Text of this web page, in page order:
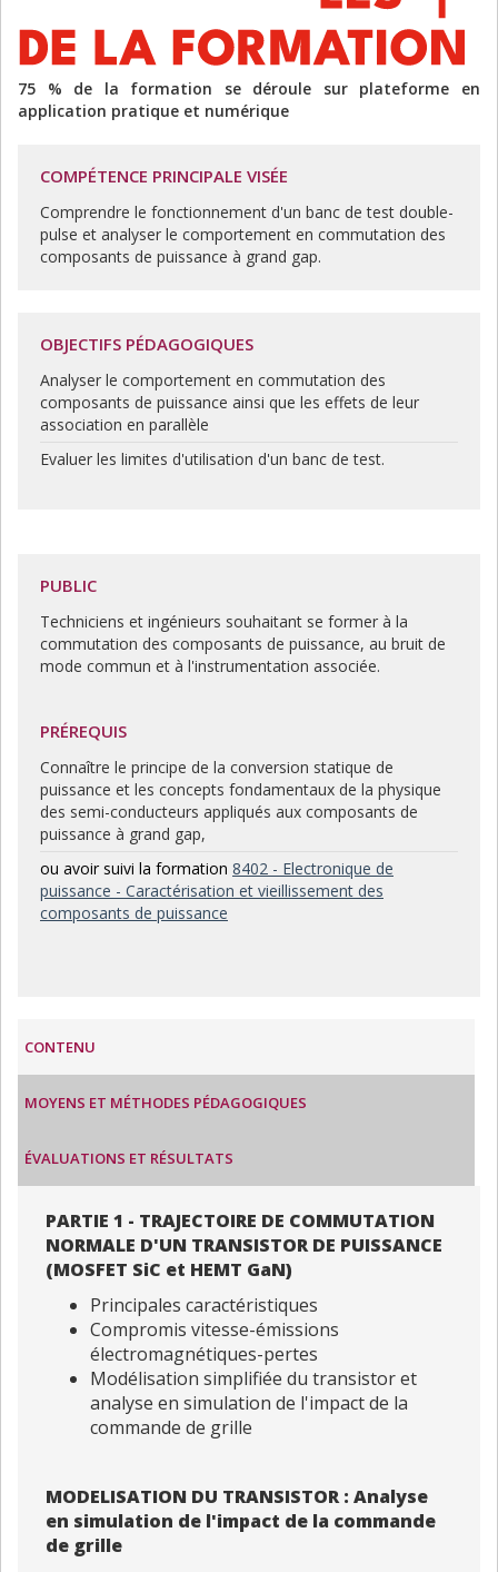
75 % de la formation se déroule sur plateforme en
application pratique et numérique
COMPÉTENCE PRINCIPALE VISÉE
Comprendre le fonctionnement d'un banc de test double-
pulse et analyser le comportement en commutation des
composants de puissance à grand gap.
OBJECTIFS PÉDAGOGIQUES
Analyser le comportement en commutation des
composants de puissance ainsi que les effets de leur
association en parallèle
Evaluer les limites d'utilisation d'un banc de test.
PUBLIC
Techniciens et ingénieurs souhaitant se former à la
commutation des composants de puissance, au bruit de
mode commun et à l'instrumentation associée.
PRÉREQUIS
Connaître le principe de la conversion statique de
puissance et les concepts fondamentaux de la physique
des semi-conducteurs appliqués aux composants de
puissance à grand gap,
ou avoir suivi la formation 8402 - Electronique de
puissance - Caractérisation et vieillissement des
composants de puissance
CONTENU
MOYENS ET MÉTHODES PÉDAGOGIQUES
ÉVALUATIONS ET RÉSULTATS
PARTIE 1 - TRAJECTOIRE DE COMMUTATION
NORMALE D'UN TRANSISTOR DE PUISSANCE
(MOSFET SiC et HEMT GaN)
Principales caractéristiques
Compromis vitesse-émissions
électromagnétiques-pertes
Modélisation simplifiée du transistor et
analyse en simulation de l'impact de la
commande de grille
MODELISATION DU TRANSISTOR : Analyse
en simulation de l'impact de la commande
de grille